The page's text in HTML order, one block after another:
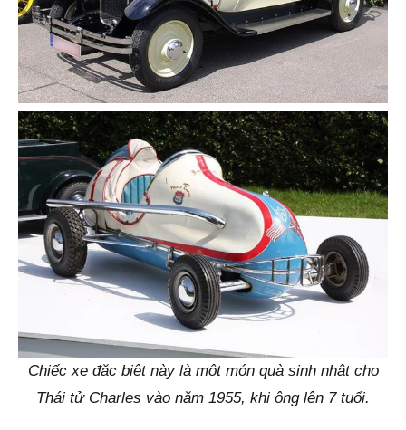
Chiếc xe đặc biệt này là một món quà sinh nhật cho
Thái tử Charles vào năm 1955, khi ông lên 7 tuổi.